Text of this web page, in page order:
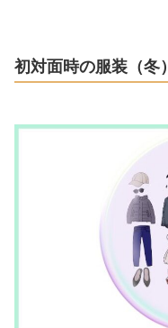
初対面時の服装（冬）